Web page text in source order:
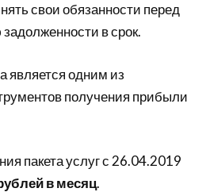
свои обязанности перед
в срок.
является одним из
получения прибыли
пакета услуг с 26.04.2019
в месяц.